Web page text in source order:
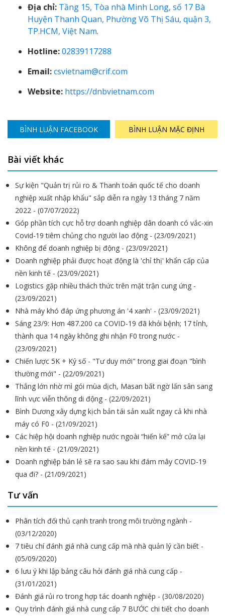
Địa chỉ: Tầng 15, Tòa nhà Minh Long, số 17 Bà
Huyện Thanh Quan, Phường Võ Thị Sáu, quận 3,
TP.HCM, Việt Nam.
Hotline:02839117288
Email:csvietnam@crif.com
Website: https://dnbvietnam.com
BÌNH LUẬN FACEBOOK BÌNH LUẬN MẶC ĐỊNH
Bài viết khác
Sự kiện "Quản trị rủi ro & Thanh toán quốc tế cho doanh
nghiệp xuất nhập khẩu" sắp diễn ra ngày 13 tháng 7 năm
2022 - (07/07/2022)
Góp phần tích cực hỗ trợ doanh nghiệp dân doanh có vắc-xin
Covid-19 tiêm chủng cho người lao động - (23/09/2021)
Không để doanh nghiệp bị động - (23/09/2021)
Doanh nghiệp phải được hoạt động là 'chỉ thị' khẩn cấp của
nền kinh tế - (23/09/2021)
Logistics gặp nhiều thách thức trên mặt trận cung ứng -
(23/09/2021)
Nhà máy khó đáp ứng phương án '4 xanh' - (23/09/2021)
Sáng 23/9: Hơn 487.200 ca COVID-19 đã khỏi bệnh; 17 tỉnh,
thành qua 14 ngày không ghi nhận F0 trong nước -
(23/09/2021)
Chiến lược 5K + Ký số - "Tư duy mới" trong giai đoạn "bình
thường mới" - (22/09/2021)
Thắng lớn nhờ mì gói mùa dịch, Masan bất ngờ lấn sân sang
lĩnh vực viễn thông di động - (22/09/2021)
Bình Dương xây dựng kịch bản tái sản xuất ngay cả khi nhà
máy có F0 - (21/09/2021)
Các hiệp hội doanh nghiệp nước ngoài “hiến kế” mở cửa lại
nền kinh tế - (21/09/2021)
Doanh nghiệp bán lẻ sẽ ra sao sau khi đám mây COVID-19
qua đi? - (21/09/2021)
Tư vấn
Phân tích đối thủ cạnh tranh trong môi trường ngành -
(03/12/2020)
7 tiêu chí đánh giá nhà cung cấp mà nhà quản lý cần biết -
(05/09/2020)
6 lưu ý khi lập bảng câu hỏi đánh giá nhà cung cấp -
(31/01/2021)
Đánh giá rủi ro trong hợp tác doanh nghiệp - (30/08/2020)
Quy trình đánh giá nhà cung cấp 7 BƯỚC chi tiết cho doanh